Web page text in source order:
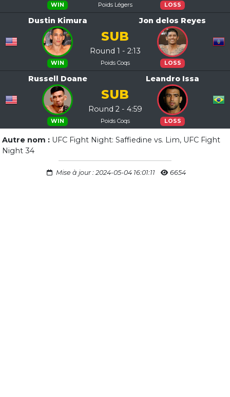
WIN LOSS
Poids Légers
Dustin Kimura
WIN
Jon delos Reyes
LOSS
SUB
Round 1 - 2:13
Poids Coqs
Russell Doane
WIN
Leandro Issa
LOSS
SUB
Round 2 - 4:59
Poids Coqs
Autre nom : UFC Fight Night: Saffiedine vs. Lim, UFC Fight
Night 34
Mise à jour : 2024-05-04 16:01:11 6654